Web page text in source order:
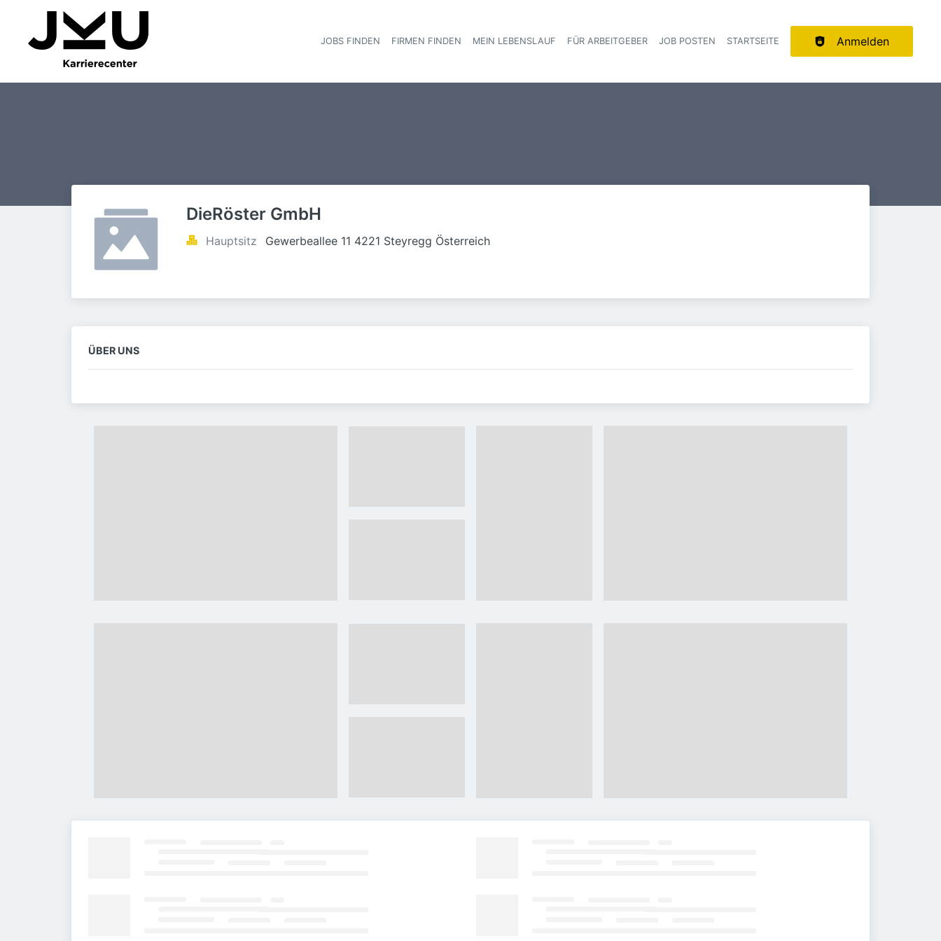
Haupt-Navigation
JOBS FINDEN FIRMEN FINDEN MEIN LEBENSLAUF FÜR ARBEITGEBER JOB POSTEN STARTSEITE Anmelden
DieRöster GmbH
Hauptsitz Gewerbeallee 11 4221 Steyregg Österreich
ÜBER UNS